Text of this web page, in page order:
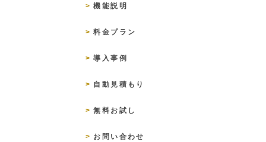
機能説明
料金プラン
導入事例
自動見積もり
無料お試し
お問い合わせ